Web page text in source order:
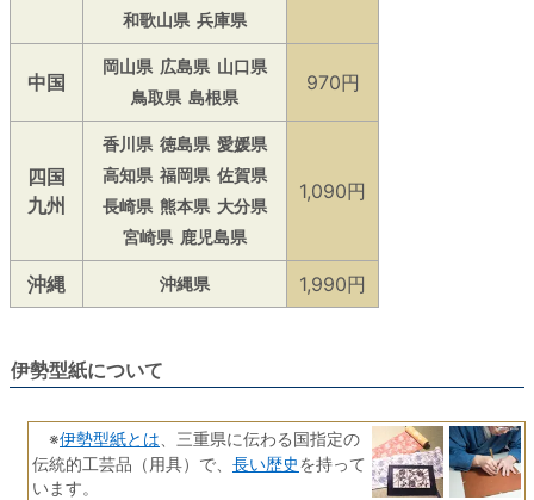
和歌山県 兵庫県
中国
岡山県 広島県 山口県
鳥取県 島根県
970円
四国
九州
香川県 徳島県 愛媛県
高知県 福岡県 佐賀県
長崎県 熊本県 大分県
宮崎県 鹿児島県
1,090円
沖縄 沖縄県 1,990円
伊勢型紙について
※伊勢型紙とは 、三重県に伝わる国指定の
伝統的工芸品（用具）で、 長い歴史を持って
います。